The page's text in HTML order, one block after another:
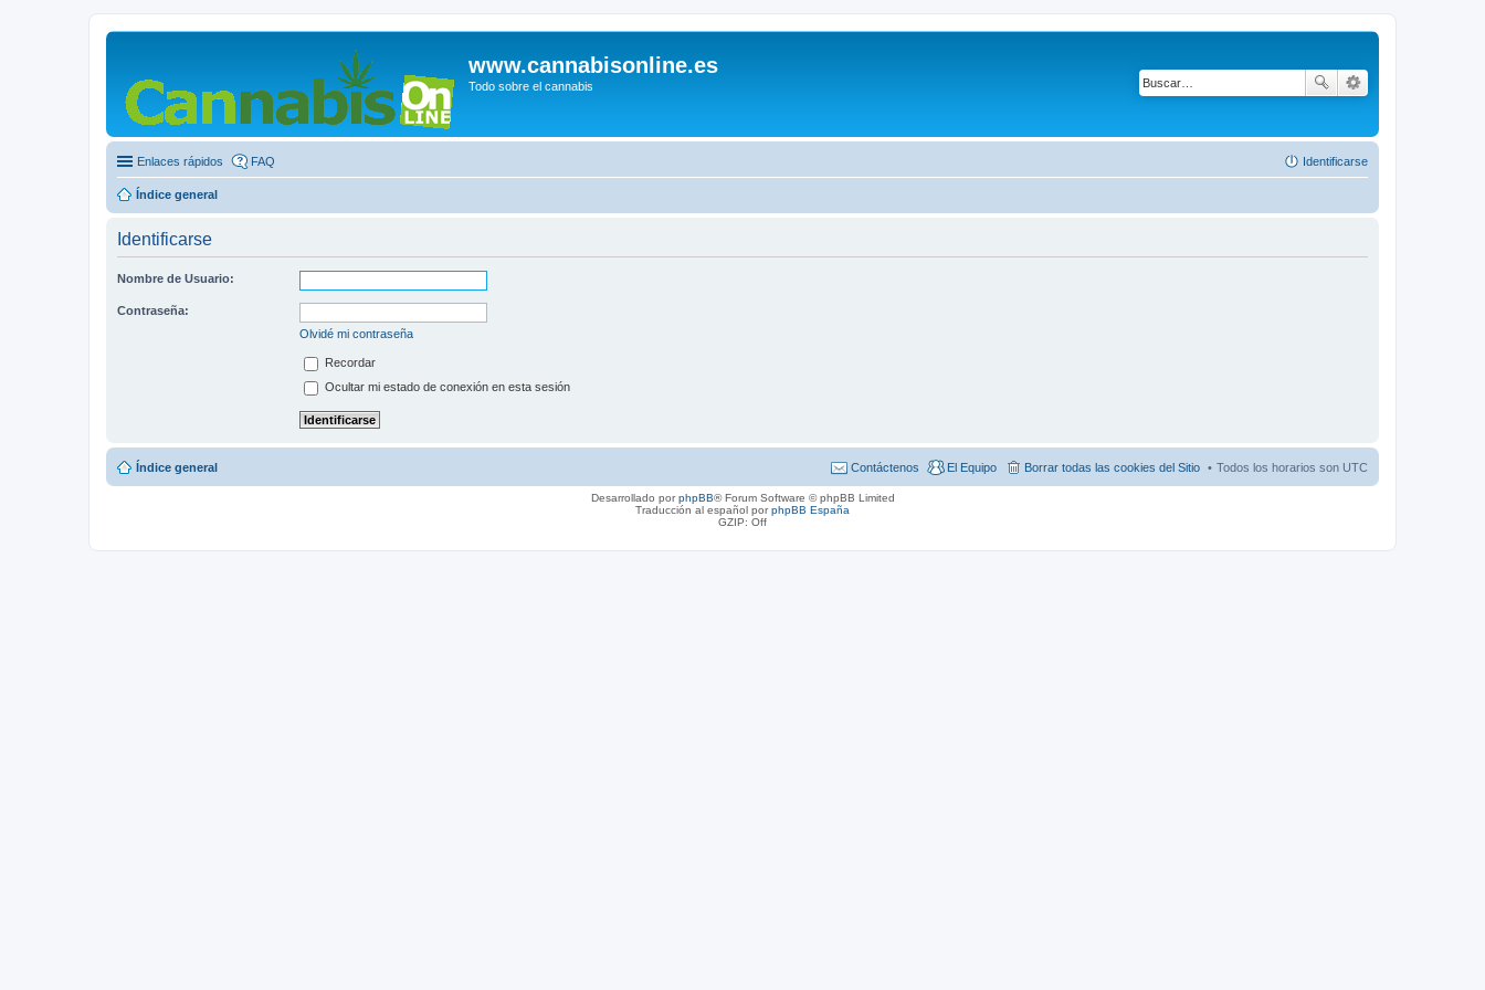
www.cannabisonline.es
Todo sobre el cannabis
Enlaces rápidos FAQ Identificarse
Índice general
Identificarse
Nombre de Usuario:
Contraseña:
Olvidé mi contraseña
Recordar
Ocultar mi estado de conexión en esta sesión
Índice general Todos los horarios son UTC
Borrar todas las cookies del Sitio
El Equipo
Contáctenos
Desarrollado porphpBB® Forum Software © phpBB Limited
Traducción al español porphpBB España
GZIP: Off